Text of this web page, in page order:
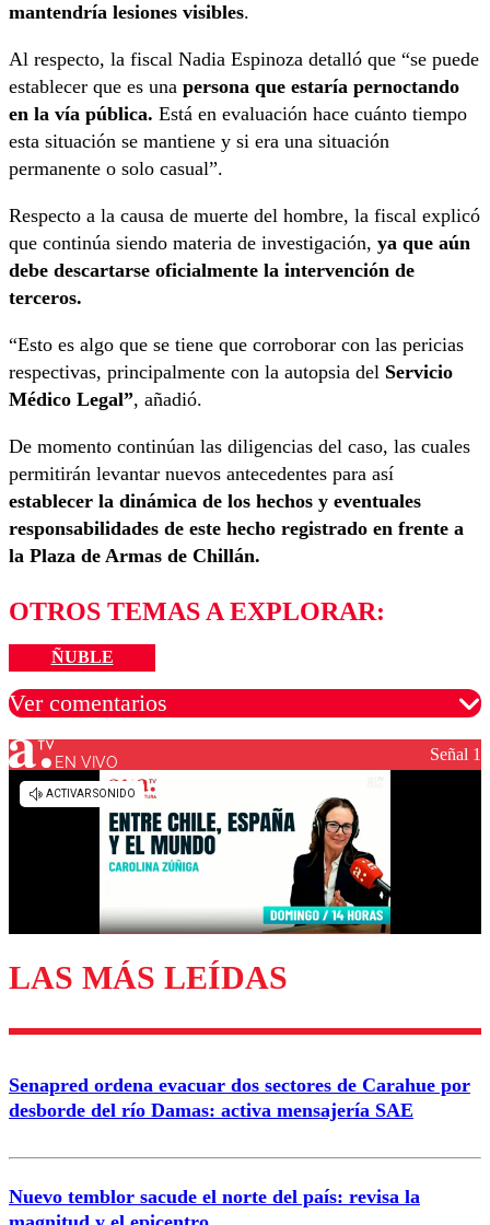
mantendría lesiones visibles.
Al respecto, la fiscal Nadia Espinoza detalló que “se puede
establecer que es una persona que estaría pernoctando
en la vía pública. Está en evaluación hace cuánto tiempo
esta situación se mantiene y si era una situación
permanente o solo casual”.
Respecto a la causa de muerte del hombre, la fiscal explicó
que continúa siendo materia de investigación, ya que aún
debe descartarse oficialmente la intervención de
terceros.
“Esto es algo que se tiene que corroborar con las pericias
respectivas, principalmente con la autopsia del Servicio
Médico Legal”, añadió.
De momento continúan las diligencias del caso, las cuales
permitirán levantar nuevos antecedentes para así
establecer la dinámica de los hechos y eventuales
responsabilidades de este hecho registrado en frente a
la Plaza de Armas de Chillán.
OTROS TEMAS A EXPLORAR:
ÑUBLE
Ver comentarios
Los comentarios son moderados para garantizar un
Enviar comentario
EN VIVO Señal 1
LAS MÁS LEÍDAS
Senapred ordena evacuar dos sectores de Carahue por
desborde del río Damas: activa mensajería SAE
Nuevo temblor sacude el norte del país: revisa la